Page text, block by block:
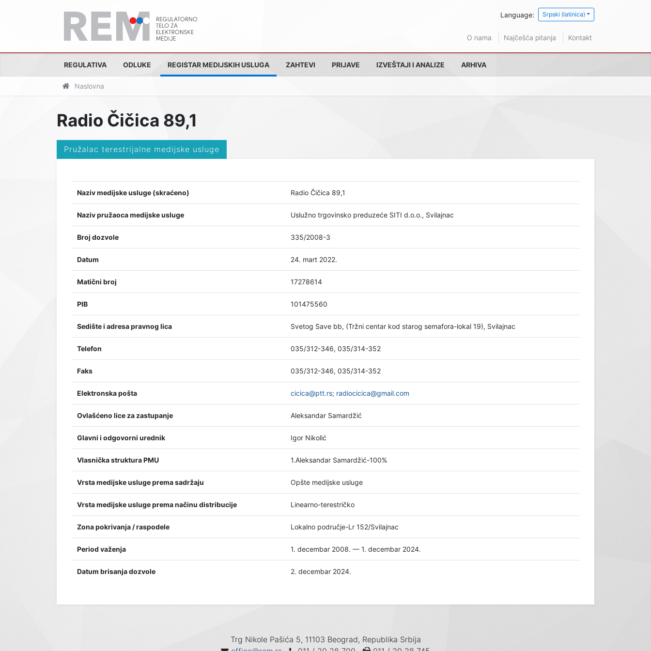
Language: Srpski (latinica)
O nama Najčešća pitanja Kontakt
REGULATIVA ODLUKE REGISTAR MEDIJSKIH USLUGA ZAHTEVI PRIJAVE IZVEŠTAJI I ANALIZE ARHIVA
Naslovna
Radio Čičica 89,1
Pružalac terestrijalne medijske usluge
Naziv medijske usluge (skraćeno) Radio Čičica 89,1
Naziv pružaoca medijske usluge Uslužno trgovinsko preduzeće SITI d.o.o., Svilajnac
Broj dozvole 335/2008-3
Datum 24. mart 2022.
Matični broj 17278614
PIB 101475560
Sedište i adresa pravnog lica Svetog Save bb, (Tržni centar kod starog semafora-lokal 19), Svilajnac
Telefon 035/312-346, 035/314-352
Faks 035/312-346, 035/314-352
Elektronska pošta cicica@ptt.rs; radiocicica@gmail.com
Ovlašćeno lice za zastupanje Aleksandar Samardžić
Glavni i odgovorni urednik Igor Nikolić
Vlasnička struktura PMU 1.Aleksandar Samardžić-100%
Vrsta medijske usluge prema sadržaju Opšte medijske usluge
Vrsta medijske usluge prema načinu distribucije Linearno-terestričko
Zona pokrivanja / raspodele Lokalno područje-Lr 152/Svilajnac
Period važenja 1. decembar 2008. — 1. decembar 2024.
Datum brisanja dozvole 2. decembar 2024.
Trg Nikole Pašića 5, 11103 Beograd, Republika Srbija